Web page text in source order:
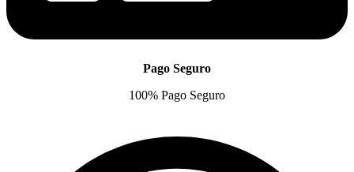
Pago Seguro
100% Pago Seguro